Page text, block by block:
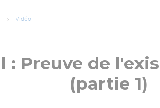
Vidéo
: Preuve de
(partie 1)